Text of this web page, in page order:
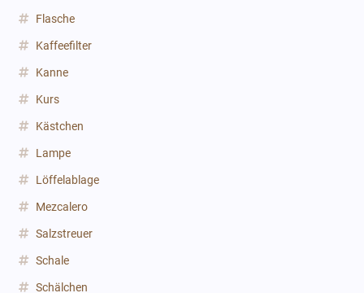
Flasche
Kaffeefilter
Kanne
Kurs
Kästchen
Lampe
Löffelablage
Mezcalero
Salzstreuer
Schale
Schälchen